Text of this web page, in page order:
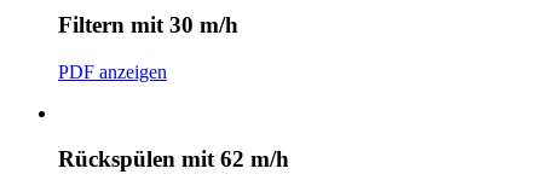
Filtern mit 30 m/h
PDF anzeigen
Rückspülen mit 62 m/h